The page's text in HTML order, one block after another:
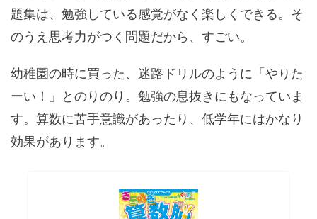
題集は、勉強している感覚がなく楽しくできる。そ
のうえ思考力がつく問題だから、すごい。
幼稚園の時に買った、迷路ドリルのように「やりた
ーい！」とのりのり。勉強の息抜きにもなっていま
す。算数に苦手意識があったり、低学年にはかなり
効果があります。